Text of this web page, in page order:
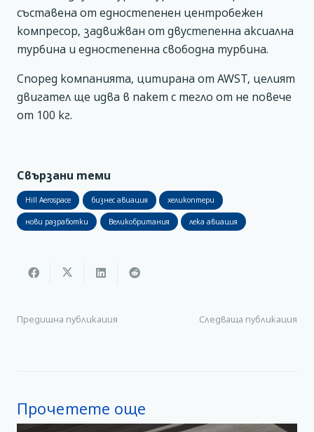
съставена от едностепенен центробежен
компресор, задвижван от двустепенна аксиална
турбина и едностепенна свободна турбина.
Според компанията, цитирана от AWST, целият
двигател ще идва в пакет с тегло от не повече
от 100 кг.
Свързани теми
Hill Aerospace бизнес авиация хеликоптери
нови разработки Великобритания лека авиация
Предишна публикация Следваща публикация
Прочетете още